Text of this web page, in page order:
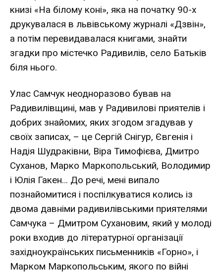
книзі «На білому коні», яка на початку 90-х
друкувалася в львівському журналі «Дзвін»,
а потім перевидавалася книгами, знайти
згадки про містечко Радивилів, село Батьків
біля нього.
Улас Самчук неодноразово бував на
Радивилівщині, мав у Радивилові приятелів і
добрих знайомих, яких згодом згадував у
своїх записах, – це Сергій Снігур, Євгенія і
Надія Шудраківни, Віра Тимофієва, Дмитро
Суханов, Марко Маркопольський, Володимир
і Юлія Гакен… До речі, мені випало
познайомитися і поспілкуватися колись із
двома давніми радивилівськими приятелями
Самчука – Дмитром Сухановим, який у молоді
роки входив до літературної організації
західноукраїнських письменників «Горно», і
Марком Маркопольським, якого по війні